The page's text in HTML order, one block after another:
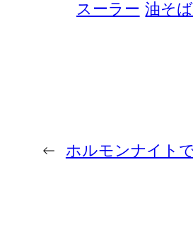
スーラー 油そば
← ホルモンナイト